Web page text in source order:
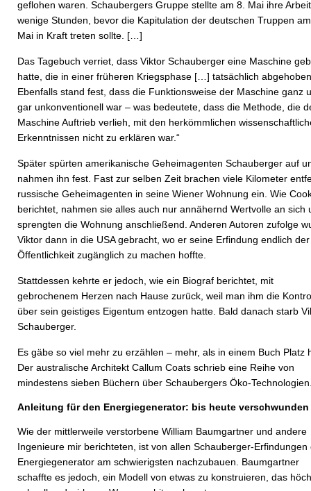
geflohen waren. Schaubergers Gruppe stellte am 8. Mai ihre
wenige Stunden, bevor die Kapitulation der deutschen Truppen
Mai in Kraft treten sollte. […]
Das Tagebuch verriet, dass Viktor Schauberger eine Maschine
hatte, die in einer früheren Kriegsphase […] tatsächlich
Ebenfalls stand fest, dass die Funktionsweise der Maschine ganz
gar unkonventionell war – was bedeutete, dass die Methode, die
Maschine Auftrieb verlieh, mit den herkömmlichen
Erkenntnissen nicht zu erklären war.“
Später spürten amerikanische Geheimagenten Schauberger auf
nahmen ihn fest. Fast zur selben Zeit brachen viele Kilometer
russische Geheimagenten in seine Wiener Wohnung ein. Wie
berichtet, nahmen sie alles auch nur annähernd Wertvolle an sich
sprengten die Wohnung anschließend. Anderen Autoren zufolge
Viktor dann in die USA gebracht, wo er seine Erfindung endlich der
Öffentlichkeit zugänglich zu machen hoffte.
Stattdessen kehrte er jedoch, wie ein Biograf berichtet, mit
gebrochenem Herzen nach Hause zurück, weil man ihm die
über sein geistiges Eigentum entzogen hatte. Bald danach starb
Schauberger.
Es gäbe so viel mehr zu erzählen – mehr, als in einem Buch Platz
Der australische Architekt Callum Coats schrieb eine Reihe von
mindestens sieben Büchern über Schaubergers Öko-
Anleitung für den Energiegenerator: bis heute verschwunden
Wie der mittlerweile verstorbene William Baumgartner und andere
Ingenieure mir berichteten, ist von allen Schauberger-Erfindungen
Energiegenerator am schwierigsten nachzubauen. Baumgartner
schaffte es jedoch, ein Modell von etwas zu konstruieren, das